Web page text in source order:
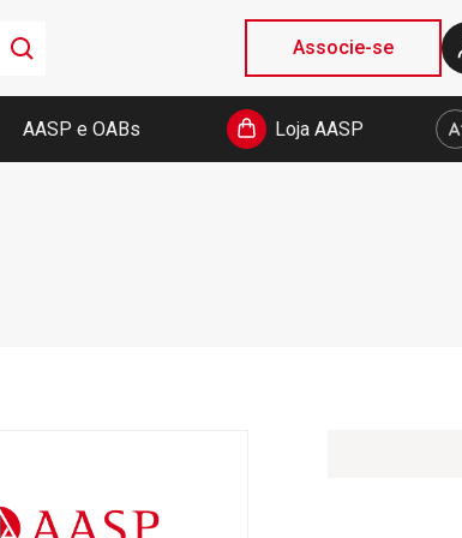
Associe-se
AASP e OABs Loja AASP